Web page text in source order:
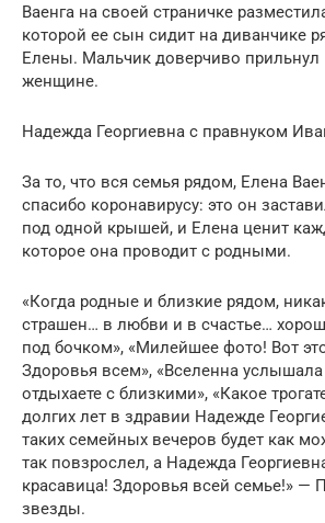
Ваенга на своей страничке
которой ее сын сидит на диванчике
Елены. Мальчик доверчиво
женщине.
Надежда Георгиевна с правнуком
За то, что вся семья рядом, Елена
спасибо коронавирусу: это он
под одной крышей, и Елена ценит
которое она проводит с родными.
«Когда родные и близкие рядом,
страшен… в любви и в счастье…
под бочком», «Милейшее фото! Вот
Здоровья всем», «Вселенна
отдыхаете с близкими», «Какое
долгих лет в здравии Надежде
таких семейных вечеров будет как
так повзрослел, а Надежда
красавица! Здоровья всей семье!» —
звезды.